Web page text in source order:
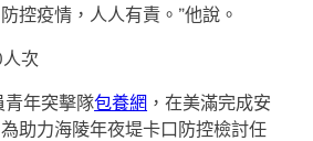
控疫情，人人有責。”他說。
次
年突擊隊包養網 ，在美滿完成安
助力海陵年夜堤卡口防控檢討任